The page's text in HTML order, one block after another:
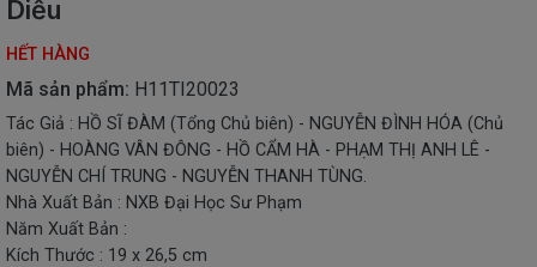
TẶNG
-
CHƠI
THIẾT
BỊ
STEM
Diều
HẾT HÀNG
Mã sản phẩm: H11TI20023
Tác Giả : HỒ SĨ ĐÀM (Tổng Chủ biên) - NGUYỄN ĐÌNH HÓA (Chủ
biên) - HOÀNG VÂN ĐÔNG - HỒ CẨM HÀ - PHẠM THỊ ANH LÊ -
NGUYỄN CHÍ TRUNG - NGUYỄN THANH TÙNG.
Nhà Xuất Bản : NXB Đại Học Sư Phạm
Năm Xuất Bản :
Kích Thước : 19 x 26,5 cm